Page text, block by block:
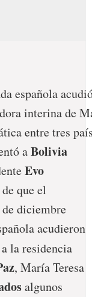
española
interina de
entre tres
aBolivia
Evo
que el
diciembre
acudieron
a la residencia
, María Teresa
algunos